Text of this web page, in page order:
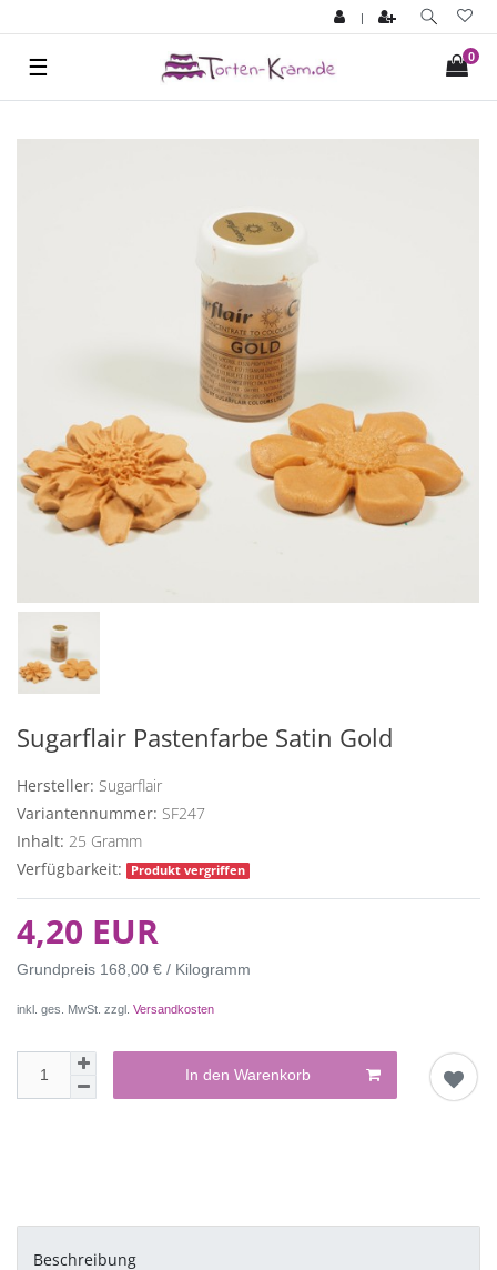
|
0
☰
Sugarflair Pastenfarbe Satin Gold
Hersteller: Sugarflair
Variantennummer: SF247
Inhalt: 25 Gramm
Verfügbarkeit:
Produkt vergriffen
4,20 EUR
Grundpreis 168,00 € / Kilogramm
inkl. ges. MwSt. zzgl. Versandkosten
In den Warenkorb
Beschreibung